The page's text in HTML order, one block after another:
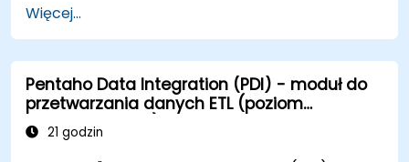
Więcej...
Pentaho Data Integration (PDI) - moduł do
przetwarzania danych ETL (poziom
zaawansowany)
21 godzin